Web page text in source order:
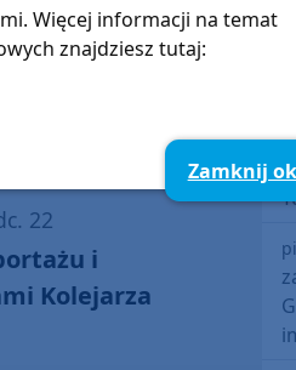
22
i
Kolejarza
Więcej informacji na temat
znajdziesz tutaj:
Zamknij